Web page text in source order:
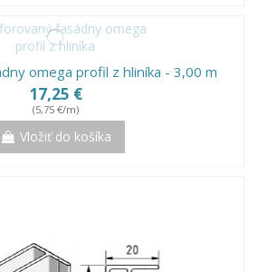
omega profil z hliníka - 3,00 m
17,25 €
(5,75 €/m)
Vložiť do košíka